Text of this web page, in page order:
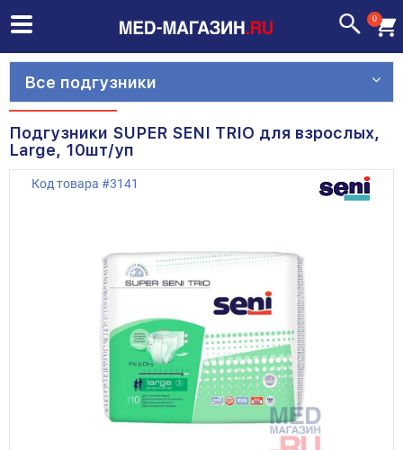
0
Все подгузники
Подгузники SUPER SENI TRIO для взрослых,
Large, 10шт/уп
Код товара #3141